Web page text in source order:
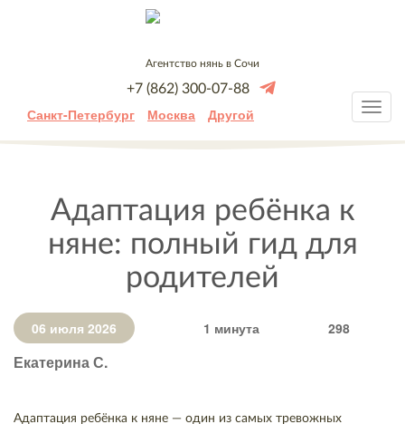
Агентство нянь в Сочи
+7 (862) 300-07-88
Санкт-Петербург Москва Другой
Адаптация ребёнка к
няне: полный гид для
родителей
06 июля 2026 1 минута 298
Екатерина С.
Адаптация ребёнка к няне — один из самых тревожных